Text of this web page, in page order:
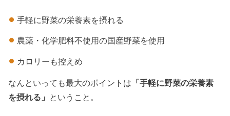
手軽に野菜の栄養素を摂れる
農薬・化学肥料不使用の国産野菜を使用
カロリーも控えめ
なんといっても最大のポイントは 「手軽に野菜の栄養素
を摂れる」 ということ。